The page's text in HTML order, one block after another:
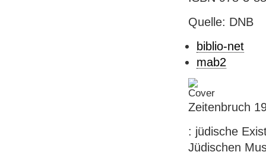
Quelle: DNB
biblio-net
mab2
Zeitenbruch
: jüdische
Jüdischen